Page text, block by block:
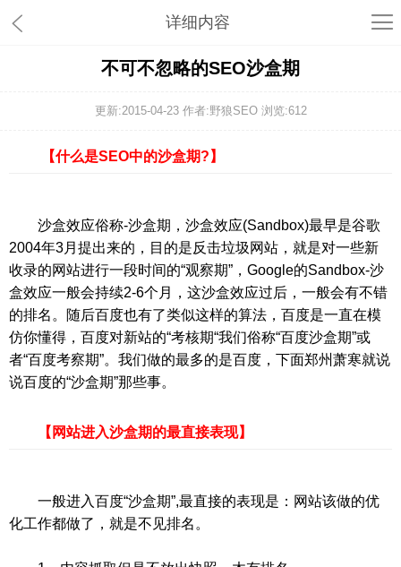
详细内容
不可不忽略的SEO沙盒期
更新:2015-04-23 作者:野狼SEO 浏览:612
【什么是SEO中的沙盒期?】
沙盒效应俗称-沙盒期，沙盒效应(Sandbox)最早是谷歌
2004年3月提出来的，目的是反击垃圾网站，就是对一些新
收录的网站进行一段时间的“观察期”，Google的Sandbox-沙
盒效应一般会持续2-6个月，这沙盒效应过后，一般会有不错
的排名。随后百度也有了类似这样的算法，百度是一直在模
仿你懂得，百度对新站的“考核期“我们俗称“百度沙盒期”或
者“百度考察期”。我们做的最多的是百度，下面郑州萧寒就说
说百度的“沙盒期”那些事。
【网站进入沙盒期的最直接表现】
一般进入百度“沙盒期”,最直接的表现是：网站该做的优
化工作都做了，就是不见排名。